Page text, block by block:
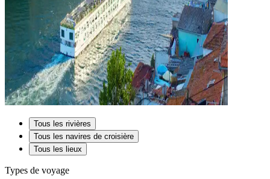
Tous les rivières
Tous les navires de croisière
Tous les lieux
Types de voyage